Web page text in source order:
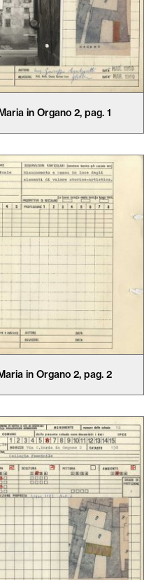
in Organo 2, pag. 1
in Organo 2, pag. 2